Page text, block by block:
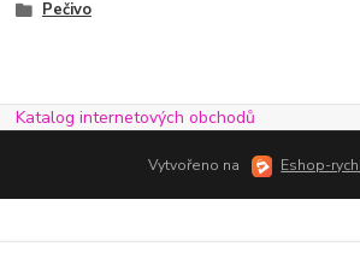
Pečivo
Katalog internetových obchodů
Vytvořeno na Eshop-